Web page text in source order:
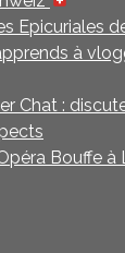
Epicuriales
à
Chat :
Bouffe à